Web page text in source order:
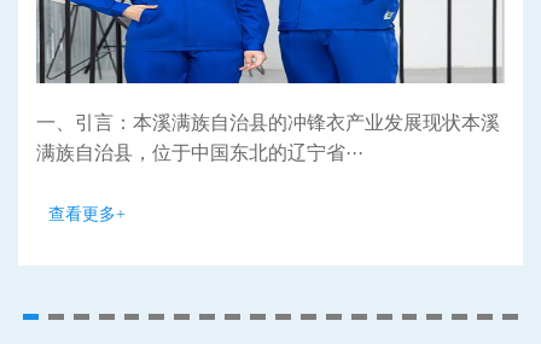
一、引言：本溪满族自治县的冲锋衣产业发展现状本溪
满族自治县，位于中国东北的辽宁省···
查看更多+